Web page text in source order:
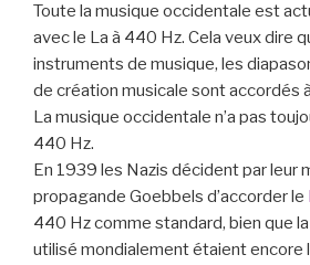
Toute la musique occidentale est
avec le La à 440 Hz. Cela veux dire
instruments de musique, les
de création musicale sont accordés
La musique occidentale n’a pas
440 Hz.
En 1939 les Nazis décident par leur
propagande Goebbels d’accorder le
440 Hz comme standard, bien que
utilisé mondialement étaient encore